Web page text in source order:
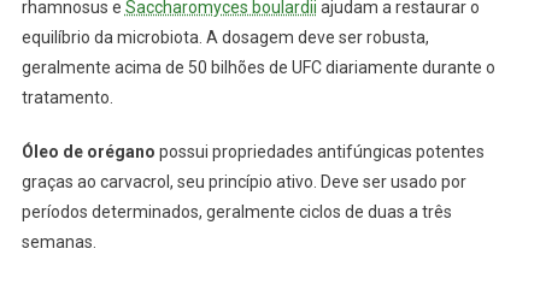
rhamnosus e Saccharomyces boulardii ajudam a restaurar o
equilíbrio da microbiota. A dosagem deve ser robusta,
geralmente acima de 50 bilhões de UFC diariamente durante o
tratamento.
Óleo de orégano possui propriedades antifúngicas potentes
graças ao carvacrol, seu princípio ativo. Deve ser usado por
períodos determinados, geralmente ciclos de duas a três
semanas.